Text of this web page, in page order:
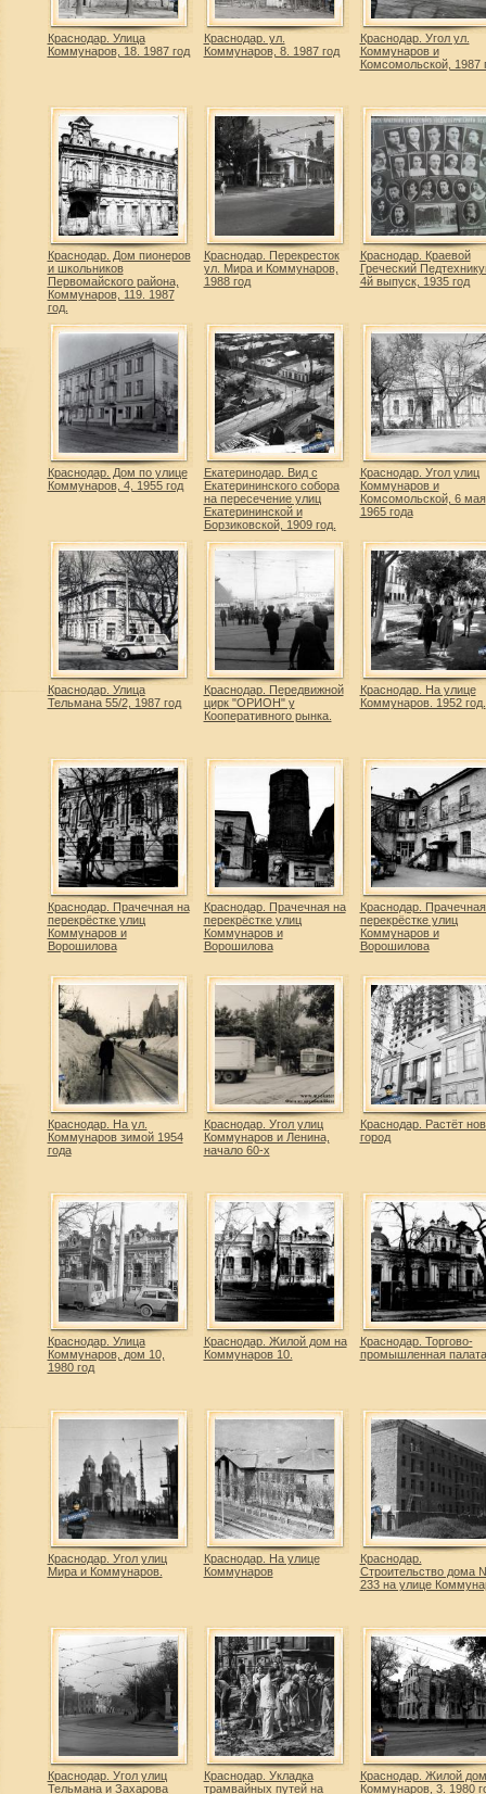
Краснодар. Улица
Коммунаров, 18. 1987 год
Краснодар. ул.
Коммунаров, 8. 1987 год
Краснодар. Угол ул.
Коммунаров и
Комсомольской, 1987
Краснодар. Дом пионеров
и школьников
Первомайского района,
Коммунаров, 119. 1987
год.
Краснодар. Перекресток
ул. Мира и Коммунаров,
1988 год
Краснодар. Краевой
Греческий
4й выпуск, 1935 год
Краснодар. Дом по улице
Коммунаров, 4, 1955 год
Екатеринодар. Вид с
Екатерининского собора
на пересечение улиц
Екатерининской и
Борзиковской, 1909 год.
Краснодар. Угол улиц
Коммунаров и
Комсомольской, 6 мая
1965 года
Краснодар. Улица
Тельмана 55/2, 1987 год
Краснодар. Передвижной
цирк "ОРИОН" у
Кооперативного рынка.
Краснодар. На улице
Коммунаров. 1952 год.
Краснодар. Прачечная на
перекрёстке улиц
Коммунаров и
Ворошилова
Краснодар. Прачечная на
перекрёстке улиц
Коммунаров и
Ворошилова
Краснодар.
перекрёстке улиц
Коммунаров и
Ворошилова
Краснодар. На ул.
Коммунаров зимой 1954
года
Краснодар. Угол улиц
Коммунаров и Ленина,
начало 60-х
Краснодар. Растёт
город
Краснодар. Улица
Коммунаров, дом 10,
1980 год
Краснодар. Жилой дом на
Коммунаров 10.
Краснодар. Торгово-
промышленная
Краснодар. Угол улиц
Мира и Коммунаров.
Краснодар. На улице
Коммунаров
Краснодар.
Строительство дома
233 на улице
Краснодар. Угол улиц
Тельмана и Захарова
Краснодар. Укладка
трамвайных путей на
Краснодар. Жилой
Коммунаров, 3. 1980